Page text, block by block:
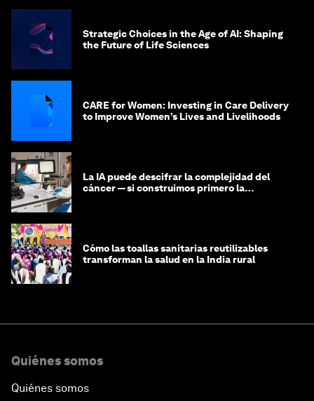
Strategic Choices in the Age of AI: Shaping
the Future of Life Sciences
CARE for Women: Investing in Care Delivery
to Improve Women’s Lives and Livelihoods
La IA puede descifrar la complejidad del
cáncer — si construimos primero la
Cómo las toallas sanitarias reutilizables
transforman la salud en la India rural
Quiénes somos
Quiénes somos